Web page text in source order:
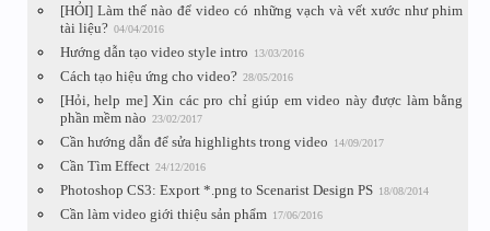
[HỎI] Làm thế nào để video có những vạch và vết xước như phim
tài liệu? 04/04/2016
Hướng dẫn tạo video style intro 13/03/2016
Cách tạo hiệu ứng cho video? 28/05/2016
[Hỏi, help me] Xin các pro chỉ giúp em video này được làm bằng
phần mềm nào 23/02/2017
Cần hướng dẫn để sửa highlights trong video 14/09/2017
Cần Tìm Effect 24/12/2016
Photoshop CS3: Export *.png to Scenarist Design PS 18/08/2014
Cần làm video giới thiệu sản phẩm 17/06/2016